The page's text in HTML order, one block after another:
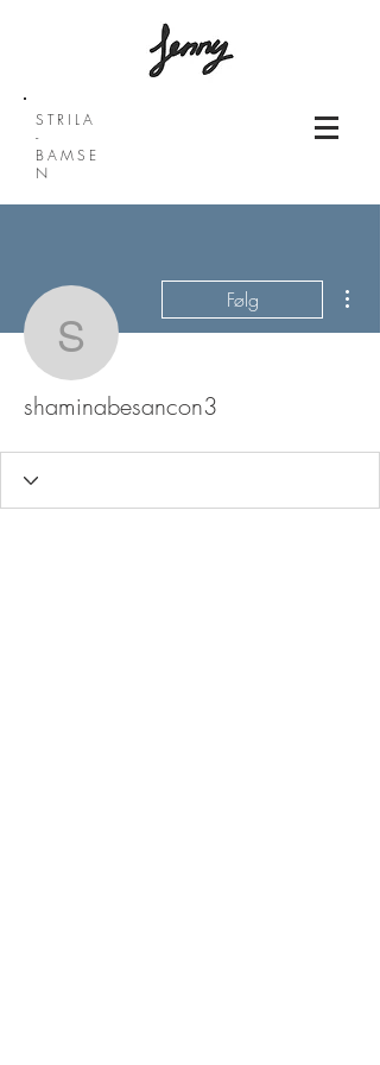
STRILA
-
BAMSE
N
Følg
shaminabesancon3